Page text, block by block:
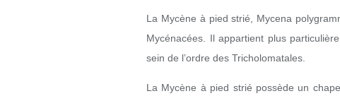
La Mycène à pied strié, Mycena
Mycénacées. Il appartient plus
sein de l’ordre des Tricholomatales.
La Mycène à pied strié possède un